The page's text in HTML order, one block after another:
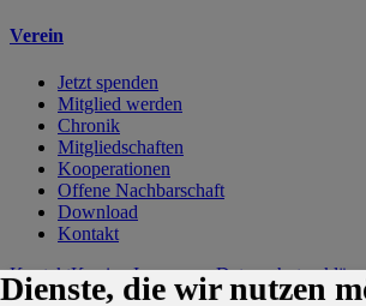
Verein
Jetzt spenden
Mitglied werden
Chronik
Mitgliedschaften
Kooperationen
Offene Nachbarschaft
Download
Kontakt
KontaktKarriereImpressum
Einstellungen
Dienste, die wir nutzen